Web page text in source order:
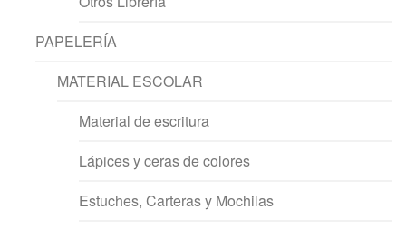
PAPELERÍA
MATERIAL ESCOLAR
Material de escritura
Lápices y ceras de colores
Estuches, Carteras y Mochilas